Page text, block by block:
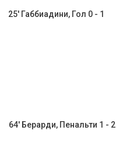
25' Габбиадини, Гол 0 - 1
64' Берарди, Пенальти 1 - 2